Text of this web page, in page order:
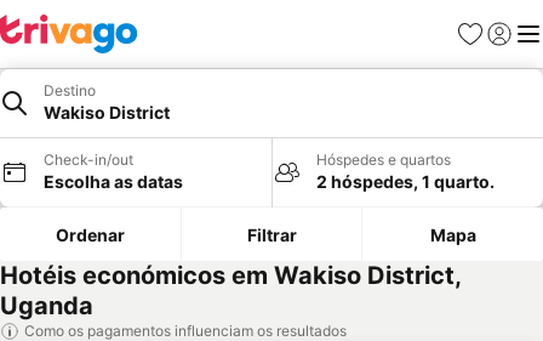
Favoritos
Iniciar
Destino
Wakiso District
Check-in/out
Escolha as datas
Hóspedes e quartos
2 hóspedes, 1 quarto.
Ordenar Filtrar Mapa
Hotéis económicos em Wakiso District,
Uganda
Como os pagamentos influenciam os resultados